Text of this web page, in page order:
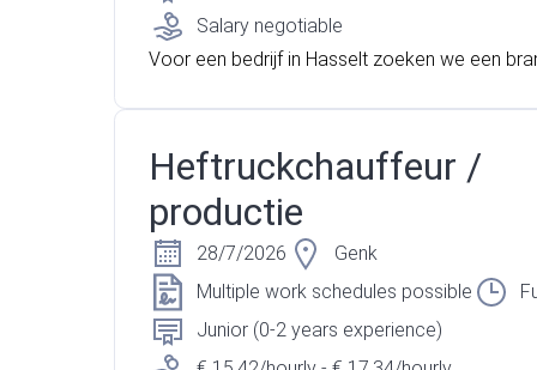
Salary negotiable
Voor een bedrijf in Hasselt zoeken we een
leiding wordt volledig voorzien en betaald
klaar voor de volgende stap? Dan is dit iets
Heftruckchauffeur /
productie
28/7/2026
Genk
Multiple work schedules possible
Junior (0-2 years experience)